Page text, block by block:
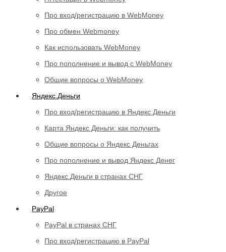
Про вход/регистрацию в WebMoney
Про обмен Webmoney
Как использовать WebMoney
Про пополнение и вывод с WebMoney
Общие вопросы о WebMoney
Яндекс.Деньги
Про вход/регистрацию в Яндекс Деньги
Карта Яндекс Деньги: как получить
Общие вопросы о Яндекс Деньгах
Про пополнение и вывод Яндекс Денег
Яндекс.Деньги в странах СНГ
Другое
PayPal
PayPal в странах СНГ
Про вход/регистрацию в PayPal